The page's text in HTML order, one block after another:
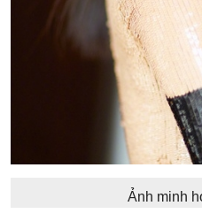
Ảnh minh